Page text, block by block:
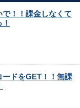
！！課金しなくて
ドをGET！！無課